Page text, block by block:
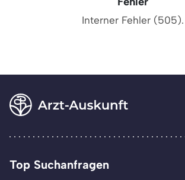
Interner Fehler (505).
Top Suchanfragen